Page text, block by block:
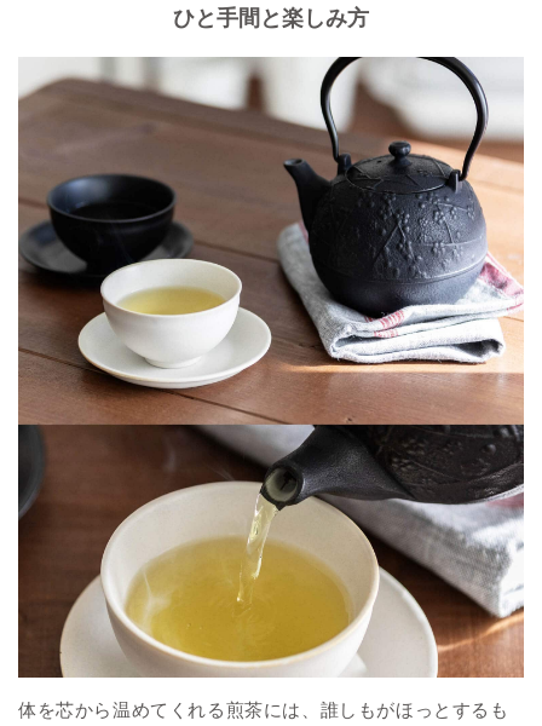
ひと手間と楽しみ方
体を芯から温めてくれる煎茶には、誰しもがほっとするも